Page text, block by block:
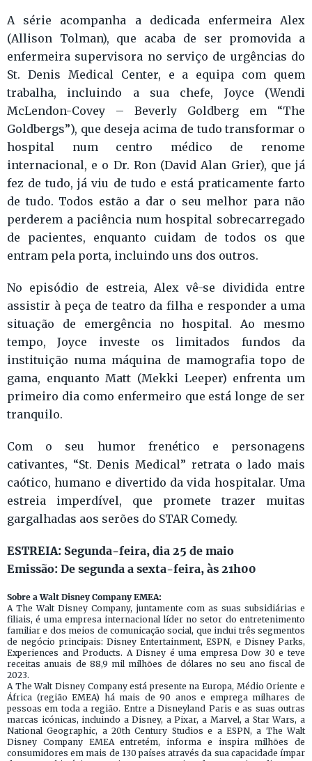
A série acompanha a dedicada enfermeira Alex
(Allison Tolman), que acaba de ser promovida a
enfermeira supervisora no serviço de urgências do
St. Denis Medical Center, e a equipa com quem
trabalha, incluindo a sua chefe, Joyce (Wendi
McLendon-Covey – Beverly Goldberg em “The
Goldbergs”), que deseja acima de tudo transformar o
hospital num centro médico de renome
internacional, e o Dr. Ron (David Alan Grier), que já
fez de tudo, já viu de tudo e está praticamente farto
de tudo. Todos estão a dar o seu melhor para não
perderem a paciência num hospital sobrecarregado
de pacientes, enquanto cuidam de todos os que
entram pela porta, incluindo uns dos outros.
No episódio de estreia, Alex vê-se dividida entre
assistir à peça de teatro da filha e responder a uma
situação de emergência no hospital. Ao mesmo
tempo, Joyce investe os limitados fundos da
instituição numa máquina de mamografia topo de
gama, enquanto Matt (Mekki Leeper) enfrenta um
primeiro dia como enfermeiro que está longe de ser
tranquilo.
Com o seu humor frenético e personagens
cativantes, “St. Denis Medical” retrata o lado mais
caótico, humano e divertido da vida hospitalar. Uma
estreia imperdível, que promete trazer muitas
gargalhadas aos serões do STAR Comedy.
ESTREIA: Segunda-feira, dia 25 de maio
Emissão: De segunda a sexta-feira, às 21h00
Sobre a Walt Disney Company EMEA:
A The Walt Disney Company, juntamente com as suas subsidiárias e
filiais, é uma empresa internacional líder no setor do entretenimento
familiar e dos meios de comunicação social, que inclui três segmentos
de negócio principais: Disney Entertainment, ESPN, e Disney Parks,
Experiences and Products. A Disney é uma empresa Dow 30 e teve
receitas anuais de 88,9 mil milhões de dólares no seu ano fiscal de
2023.
A The Walt Disney Company está presente na Europa, Médio Oriente e
África (região EMEA) há mais de 90 anos e emprega milhares de
pessoas em toda a região. Entre a Disneyland Paris e as suas outras
marcas icónicas, incluindo a Disney, a Pixar, a Marvel, a Star Wars, a
National Geographic, a 20th Century Studios e a ESPN, a The Walt
Disney Company EMEA entretém, informa e inspira milhões de
consumidores em mais de 130 países através da sua capacidade ímpar